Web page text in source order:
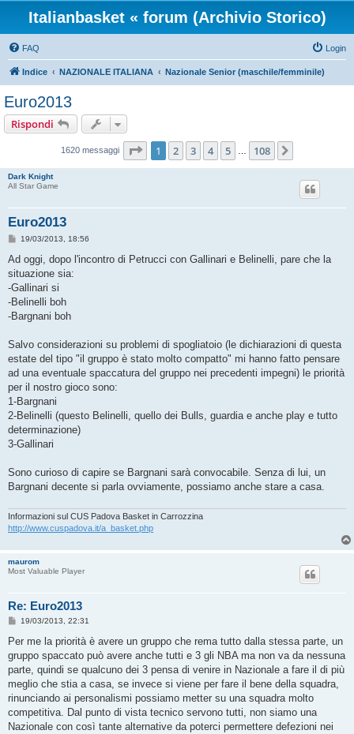
Italianbasket « forum (Archivio Storico)
FAQ Login
Indice NAZIONALE ITALIANA Nazionale Senior (maschile/femminile)
Euro2013
Rispondi
1620 messaggi Pagina di 108
1 2 3 4 5 108
Dark Knight
All Star Game
Euro2013
M
s
a
g
i
o
19/03/2013, 18:56
Ad oggi, dopo l'incontro di Petrucci con Gallinari e Belinelli, pare che la
situazione sia:
-Gallinari si
-Belinelli boh
-Bargnani boh
Salvo considerazioni su problemi di spogliatoio (le dichiarazioni di questa
estate del tipo "il gruppo è stato molto compatto" mi hanno fatto pensare
ad una eventuale spaccatura del gruppo nei precedenti impegni) le priorità
per il nostro gioco sono:
1-Bargnani
2-Belinelli (questo Belinelli, quello dei Bulls, guardia e anche play e tutto
determinazione)
3-Gallinari
Sono curioso di capire se Bargnani sarà convocabile. Senza di lui, un
Bargnani decente si parla ovviamente, possiamo anche stare a casa.
Informazioni sul CUS Padova Basket in Carrozzina
http://www.cuspadova.it/a_basket.php
maurom
Most Valuable Player
Re: Euro2013
M
s
a
g
i
o
19/03/2013, 22:31
Per me la priorità è avere un gruppo che rema tutto dalla stessa parte, un
gruppo spaccato può avere anche tutti e 3 gli NBA ma non va da nessuna
parte, quindi se qualcuno dei 3 pensa di venire in Nazionale a fare il di più
meglio che stia a casa, se invece si viene per fare il bene della squadra,
rinunciando ai personalismi possiamo metter su una squadra molto
competitiva. Dal punto di vista tecnico servono tutti, non siamo una
Nazionale con così tante alternative da poterci permettere defezioni nei